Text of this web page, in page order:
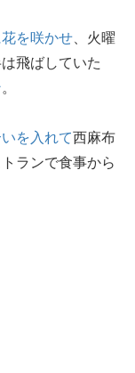
を咲かせ 、火曜
飛ばしていた
。
を入れて西麻布
ランで食事から